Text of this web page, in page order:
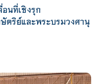
นที่เชิงรุก
ตริย์และพระบรมวงศานุ